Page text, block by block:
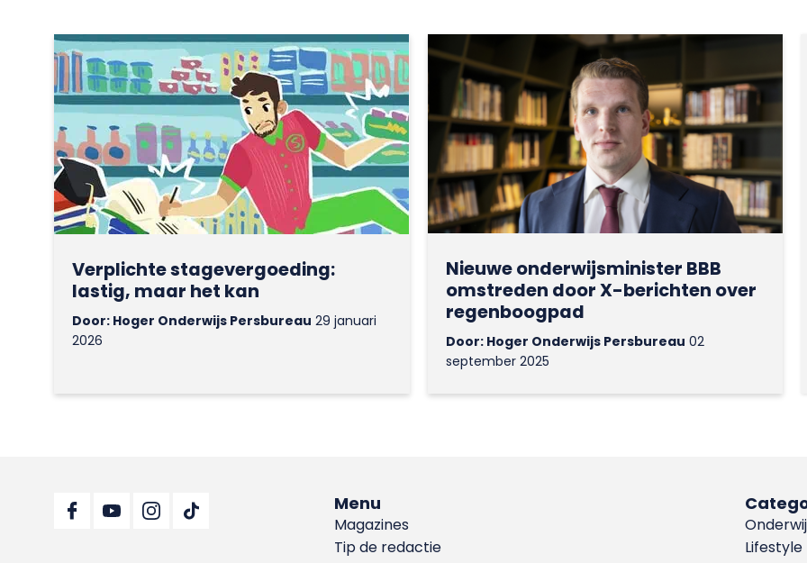
Verplichte stagevergoeding:
lastig, maar het kan
Door: Hoger Onderwijs Persbureau 29 januari
2026
Nieuwe onderwijsminister BBB
omstreden door X-berichten over
regenboogpad
Door: Hoger Onderwijs Persbureau 02
september 2025
Menu
Magazines
Tip de redactie
Lifestyle